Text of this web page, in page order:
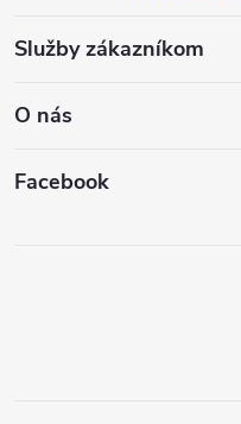
Služby zákazníkom
O nás
Facebook